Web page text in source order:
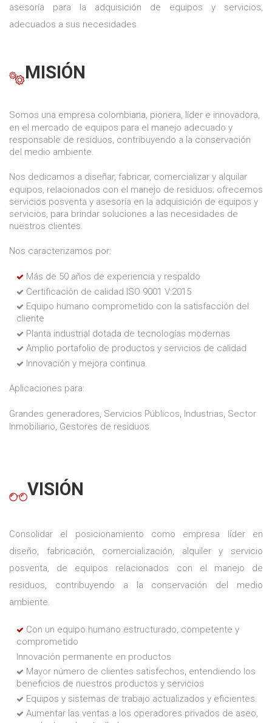
asesoría para la adquisición de equipos y servicios,
adecuados a sus necesidades.
MISIÓN
Somos una empresa colombiana, pionera, líder e innovadora,
en el mercado de equipos para el manejo adecuado y
responsable de residuos, contribuyendo a la conservación
del medio ambiente.
Nos dedicamos a diseñar, fabricar, comercializar y alquilar
equipos, relacionados con el manejo de residuos; ofrecemos
servicios posventa y asesoría en la adquisición de equipos y
servicios, para brindar soluciones a las necesidades de
nuestros clientes.
Nos caracterizamos por:
Más de 50 años de experiencia y respaldo
Certificación de calidad ISO 9001 V:2015
Equipo humano comprometido con la satisfacción del
cliente
Planta industrial dotada de tecnologías modernas
Amplio portafolio de productos y servicios de calidad
Innovación y mejora continua.
Aplicaciones para:
Grandes generadores, Servicios Públicos, Industrias, Sector
Inmobiliario, Gestores de residuos.
VISIÓN
Consolidar el posicionamiento como empresa líder en
diseño, fabricación, comercialización, alquiler y servicio
posventa, de equipos relacionados con el manejo de
residuos, contribuyendo a la conservación del medio
ambiente.
Con un equipo humano estructurado, competente y
comprometido
Innovación permanente en productos
Mayor número de clientes satisfechos, entendiendo los
beneficios de nuestros productos y servicios
Equipos y sistemas de trabajo actualizados y eficientes.
Aumentar las ventas a los operadores privados de aseo,